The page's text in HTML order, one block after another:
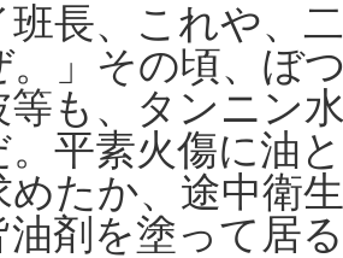
班長、これや、
。」その頃、ぼ
等も、タンニン
。平素火傷に油
めたか、途中衛
油剤を塗って居